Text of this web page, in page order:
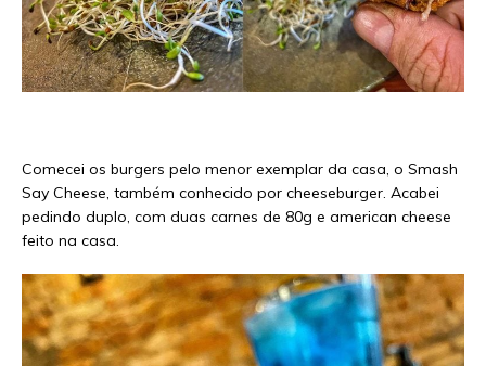
Comecei os burgers pelo menor exemplar da casa, o Smash
Say Cheese, também conhecido por cheeseburger. Acabei
pedindo duplo, com duas carnes de 80g e american cheese
feito na casa.